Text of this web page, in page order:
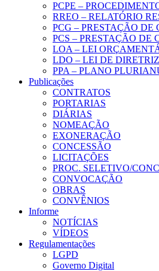
PCPE –
RREO – RELATÓRIO
PCG – PRESTAÇÃO DE
PCS – PRESTAÇÃO DE
LOA – LEI
LDO – LEI DE
PPA – PLANO
Publicações
CONTRATOS
PORTARIAS
DIÁRIAS
NOMEAÇÃO
EXONERAÇÃO
CONCESSÃO
LICITAÇÕES
PROC. SELETIVO/
CONVOCAÇÃO
OBRAS
CONVÊNIOS
Informe
NOTÍCIAS
VÍDEOS
Regulamentações
LGPD
Governo Digital